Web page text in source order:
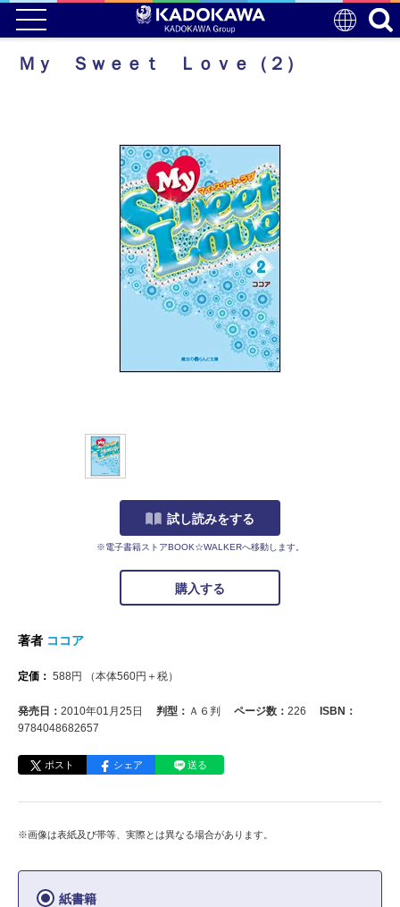
Ｍｙ Ｓｗｅｅｔ Ｌｏｖｅ（２）
試し読みをする
※電子書籍ストアBOOK☆WALKERへ移動します。
購入する
著者 ココア
定価： 588円 （本体560円＋税）
発売日： 2010年01月25日 判型： Ａ６判 ページ数： 226
ISBN：
9784048682657
ポスト シェア 送る
※画像は表紙及び帯等、実際とは異なる場合があります。
紙書籍